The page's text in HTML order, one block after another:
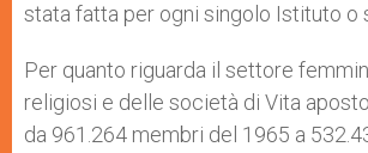
stata fatta per ogni singolo Istituto o
Per quanto riguarda il settore
religiosi e delle società di Vita
da 961.264 membri del 1965 a